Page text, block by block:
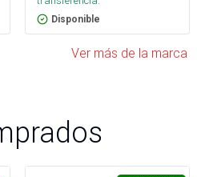
Disponible
Ver más de la marca